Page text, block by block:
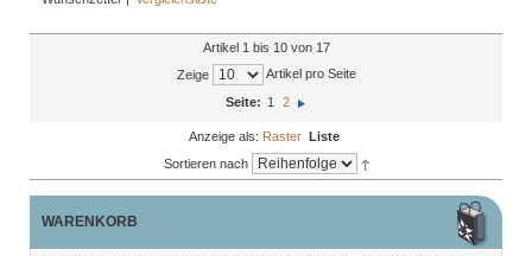
Artikel 1 bis 10 von 17
Zeige
Artikel pro Seite
Seite: 1 2
Anzeige als: Raster Liste
Sortieren nach
WARENKORB